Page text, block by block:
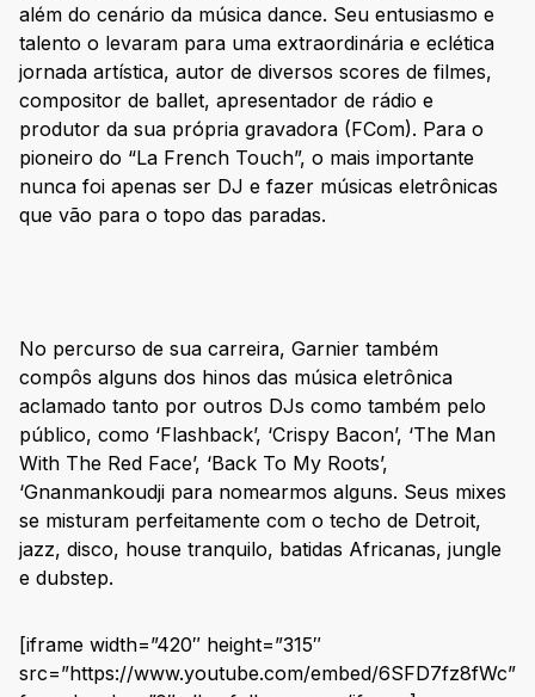
além do cenário da música dance. Seu entusiasmo e
talento o levaram para uma extraordinária e eclética
jornada artística, autor de diversos scores de filmes,
compositor de ballet, apresentador de rádio e
produtor da sua própria gravadora (FCom). Para o
pioneiro do “La French Touch”, o mais importante
nunca foi apenas ser DJ e fazer músicas eletrônicas
que vão para o topo das paradas.
No percurso de sua carreira, Garnier também
compôs alguns dos hinos das música eletrônica
aclamado tanto por outros DJs como também pelo
público, como ‘Flashback’, ‘Crispy Bacon’, ‘The Man
With The Red Face’, ‘Back To My Roots’,
‘Gnanmankoudji para nomearmos alguns. Seus mixes
se misturam perfeitamente com o techo de Detroit,
jazz, disco, house tranquilo, batidas Africanas, jungle
e dubstep.
[iframe width=”420″ height=”315″
src=”https://www.youtube.com/embed/6SFD7fz8fWc”